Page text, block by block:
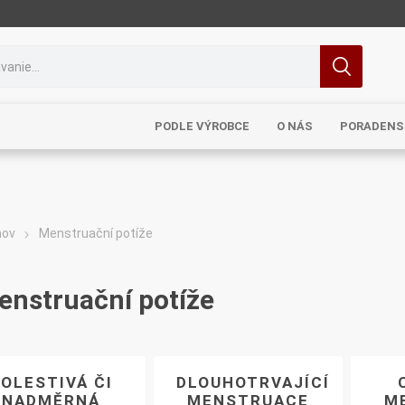
PODLE VÝROBCE
Royal
Elixirs & Co
O NÁS
Menstruační potíže
potíže
ČI
NADMĚRNÁ
DLOUHOTRVAJÍCÍ
MENSTRUACE